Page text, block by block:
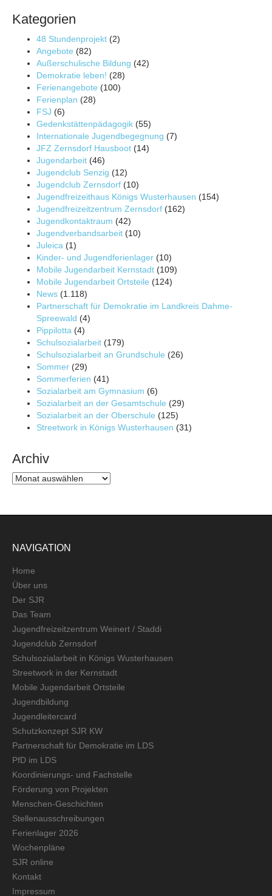
Kategorien
48 Stundenprojekt (2)
Angebote (82)
Außerschulische Bildung (42)
Demokratie leben! (28)
Ferienangebote (100)
Ferienplan (28)
FSJ (6)
Gedenkstättenpädagogik (55)
Internationale Jugendbegegnung (7)
JFZ Zernsdorf Hausboot (14)
Jugendarbeit (46)
Jugendclub Senzig (12)
Jugendclub Zernsdorf (10)
Jugendfreizeithaus Königs Wusterhausen (154)
Jugendfreizeitzentrum Zernsdorf (162)
Jugendkontaktraum (42)
Jugendverbandsarbeit (10)
Juleica (1)
Kinder- und Jugendferienlager (10)
Mobile Jugendarbeit Kernstadt (109)
Mobile Jugendarbeit Ortsteile (124)
News (1.118)
Partnerschaft für Demokratie im Landkreis Dahme-
Spreewald (4)
Pippilotta (4)
Schulsozialarbeit (179)
Schulsozialarbeit an Grundschule (26)
Sommer (29)
Sommerferien (41)
Sozialarbeit am Gymnasium (6)
Sozialarbeit an der Gesamtschule (29)
Sozialarbeit an der Oberschule (125)
Streetwork in Königs Wusterhausen (31)
Archiv
Archiv
NAVIGATION
Home
Über uns
Der SJR
Das Team
Jugendfreizeitzentrum Weinert / Staddi
Jugendclub Zernsdorf
Schulsozialarbeit in Königs Wusterhausen
Streetwork in der Kernstadt
Mobile Jugendarbeit Ortsteile
Jugendbildung
Jugendleitercard
Schutzkonzept SJR KW
Partnerschaft für Demokratie im LDS
PfD im LDS
Koordinierungs- und Fachstelle
Förderung von Projekten
Menschen-Geschichten
Stellenausschreibungen
Ferienlager 2026
Wochenpläne
SJR online
Kontakt
Impressum